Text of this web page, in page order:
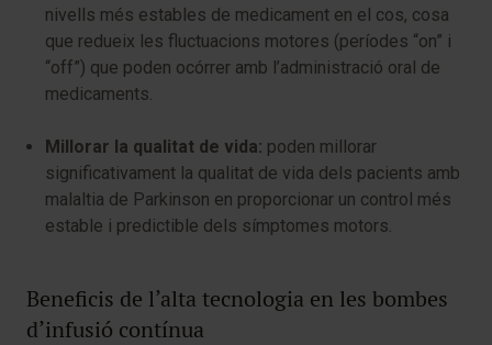
nivells més estables de medicament en el cos, cosa
que redueix les fluctuacions motores (períodes “on” i
“off”) que poden ocórrer amb l’administració oral de
medicaments.
Millorar la qualitat de vida: poden millorar
significativament la qualitat de vida dels pacients amb
malaltia de Parkinson en proporcionar un control més
estable i predictible dels símptomes motors.
Beneficis de l’alta tecnologia en les bombes
d’infusió contínua